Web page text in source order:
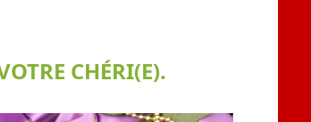
CHÉRI(E).